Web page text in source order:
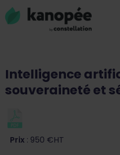
Intelligence
souveraineté et
Prix : 950 €HT